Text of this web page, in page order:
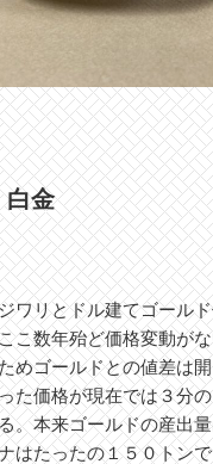
白金
ワリとドル建てゴール
こ数年殆ど価格変動が
めゴールドとの値差は
た価格が現在では３分
。本来ゴールドの産出
はたったの１５０トン